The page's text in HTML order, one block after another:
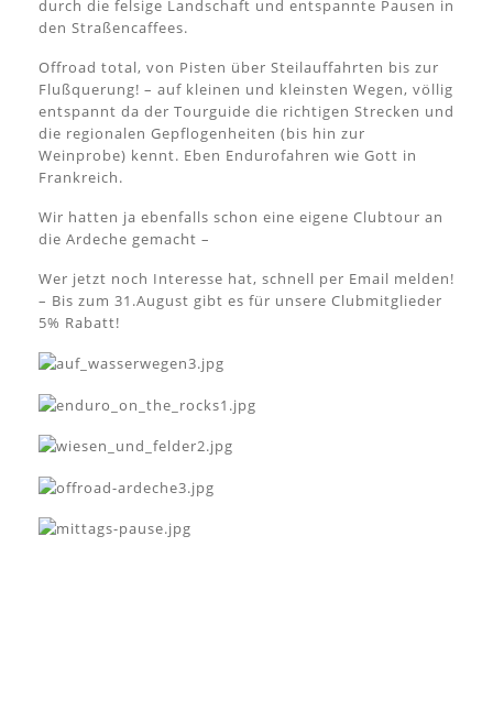
durch die felsige Landschaft und entspannte Pausen in
den Straßencaffees.
Offroad total, von Pisten über Steilauffahrten bis zur
Flußquerung! – auf kleinen und kleinsten Wegen, völlig
entspannt da der Tourguide die richtigen Strecken und
die regionalen Gepflogenheiten (bis hin zur
Weinprobe) kennt. Eben Endurofahren wie Gott in
Frankreich.
Wir hatten ja ebenfalls schon eine eigene Clubtour an
die Ardeche gemacht –
Wer jetzt noch Interesse hat, schnell per Email melden!
– Bis zum 31.August gibt es für unsere Clubmitglieder
5% Rabatt!